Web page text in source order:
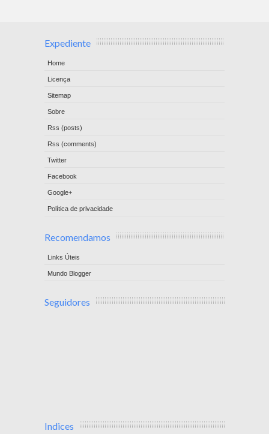
Expediente
Home
Licença
Sitemap
Sobre
Rss (posts)
Rss (comments)
Twitter
Facebook
Google+
Política de privacidade
Recomendamos
Links Úteis
Mundo Blogger
Seguidores
Indices